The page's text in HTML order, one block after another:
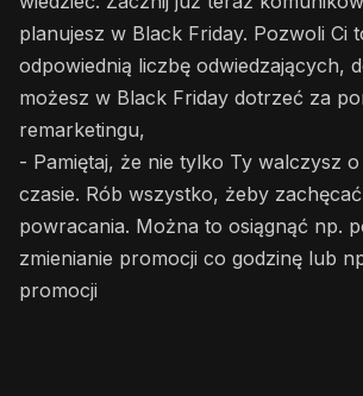
planujesz w Black Friday. Pozwoli Ci
odpowiednią liczbę odwiedzających,
możesz w Black Friday dotrzeć za
remarketingu,
- Pamiętaj, że nie tylko Ty walczysz
czasie. Rób wszystko, żeby
powracania. Można to osiągnąć np.
zmienianie promocji co godzinę lub
promocji